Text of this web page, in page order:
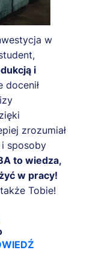
w
i
docenił
zrozumiał
sposoby
to wiedza,
w pracy!
Tobie!